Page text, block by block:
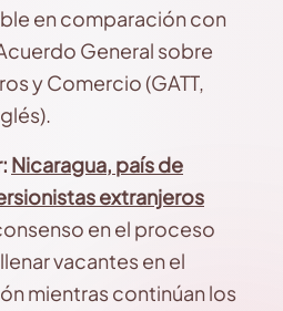
en comparación con
General sobre
y Comercio (GATT,
Nicaragua, país de
extranjeros
en el proceso
vacantes en el
mientras continúan los